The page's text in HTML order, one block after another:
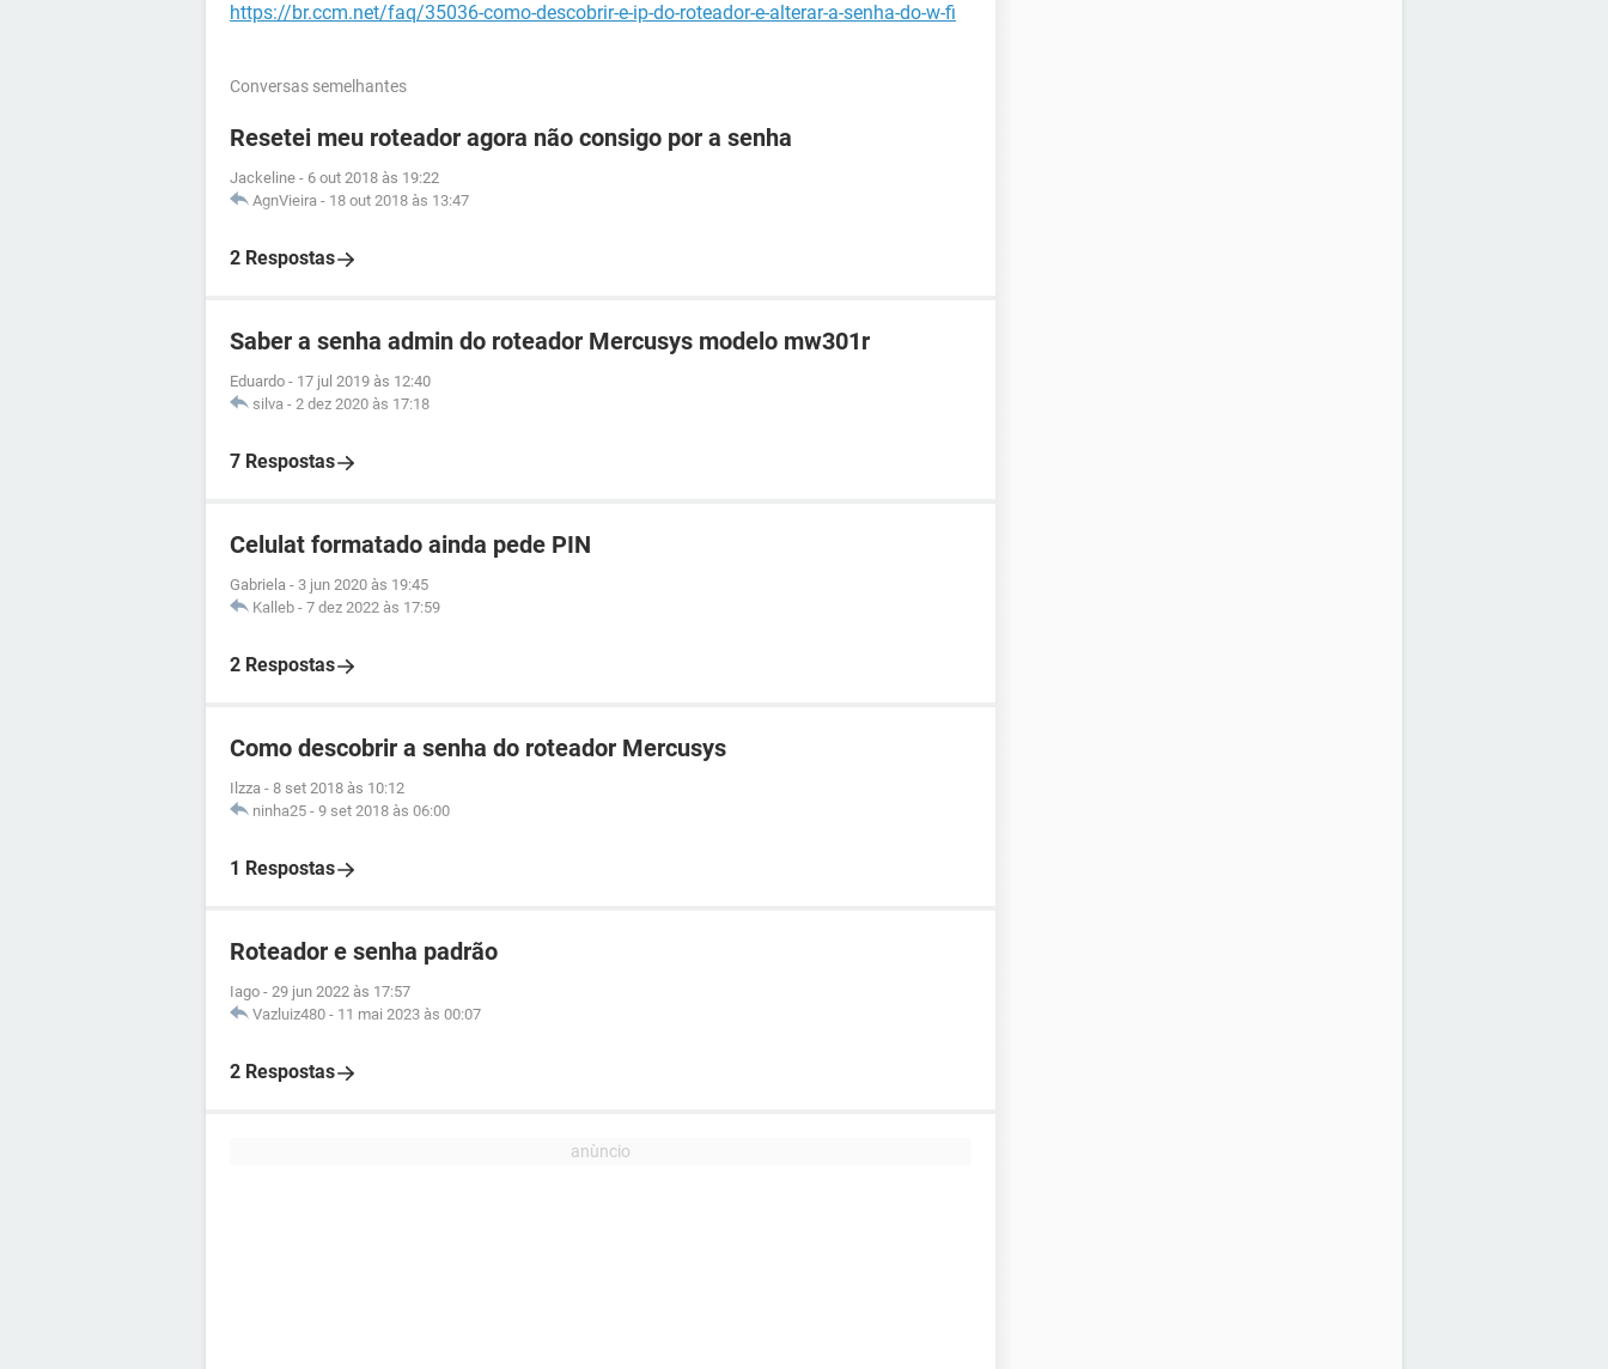
https://br.ccm.net/faq/35036-como-descobrir-e-ip-do-roteador-e-alterar-a-senha-do-w-fi
Conversas semelhantes
Resetei meu roteador agora não consigo por a senha
Jackeline - 6 out 2018 às 19:22
AgnVieira - 18 out 2018 às 13:47
2 Respostas
Saber a senha admin do roteador Mercusys modelo mw301r
Eduardo - 17 jul 2019 às 12:40
silva - 2 dez 2020 às 17:18
7 Respostas
Celulat formatado ainda pede PIN
Gabriela - 3 jun 2020 às 19:45
Kalleb - 7 dez 2022 às 17:59
2 Respostas
Como descobrir a senha do roteador Mercusys
Ilzza - 8 set 2018 às 10:12
ninha25 - 9 set 2018 às 06:00
1 Respostas
Roteador e senha padrão
Iago - 29 jun 2022 às 17:57
Vazluiz480 - 11 mai 2023 às 00:07
2 Respostas